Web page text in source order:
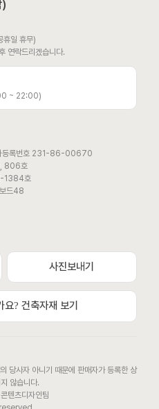
일 휴무)
연락드리겠습니다.
~ 22:00)
자등록번호 231-86-00670
806호
-1384호
드48
사진보내기
? 건축자재 보기
당사자 아니기 때문에 판매자가 등록한 상
않습니다.
텐츠디자인팀
문의하기